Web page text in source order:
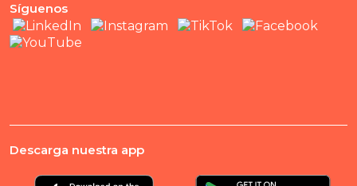
Síguenos
Descarga nuestra app